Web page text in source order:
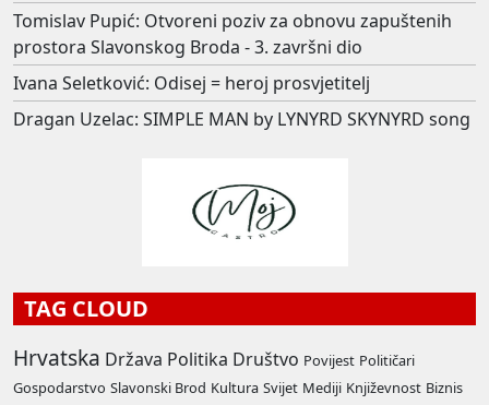
Tomislav Pupić: Otvoreni poziv za obnovu zapuštenih
prostora Slavonskog Broda - 3. završni dio
Ivana Seletković: Odisej = heroj prosvjetitelj
Dragan Uzelac: SIMPLE MAN by LYNYRD SKYNYRD song
TAG CLOUD
Hrvatska Država Politika Društvo Povijest Političari
Gospodarstvo Slavonski Brod Kultura Svijet Mediji Književnost Biznis